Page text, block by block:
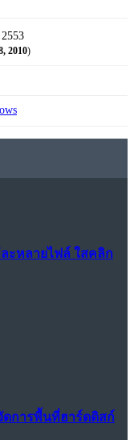
2010)
ะหลายไฟล์ ใสคลิก
ดการพื้นที่ฮาร์ดดิสก์